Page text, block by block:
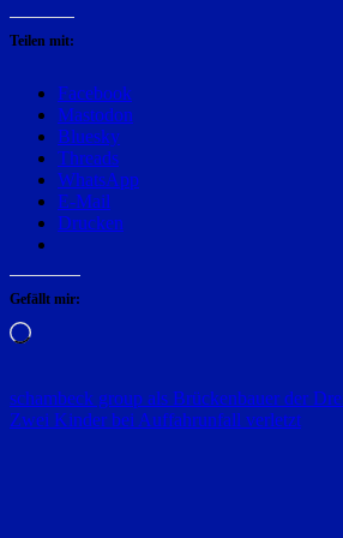
Teilen mit:
Facebook
Mastodon
Bluesky
Threads
WhatsApp
E-Mail
Drucken
Gefällt mir:
Wird
Beitragsnavigation
schambeck group als Brückenbauer der
Zwei Kinder bei Auffahrunfall verletzt